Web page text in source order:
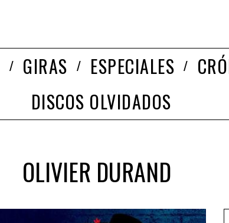
GIRAS ESPECIALES
DISCOS OLVIDADOS
OLIVIER DURAND